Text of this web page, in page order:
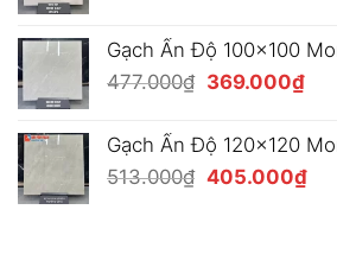
là:
477.000₫.
tại
là:
Gạch Ấn Độ 100x100
477.000₫ Giá
là:
477.000₫.
369.000₫Giá
tại
là:
Gạch Ấn Độ 120x120
513.000₫ Giá
405.000₫Giá